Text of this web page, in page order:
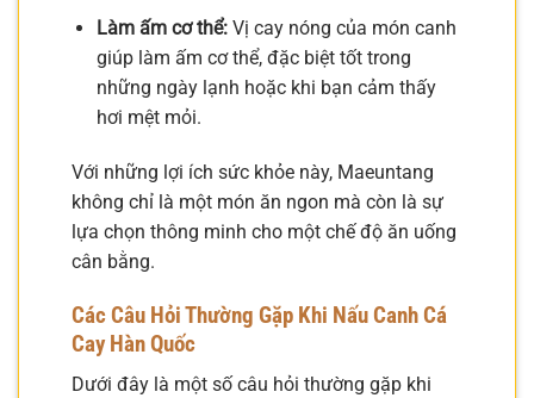
Làm ấm cơ thể:Vị cay nóng của món canh
giúp làm ấm cơ thể, đặc biệt tốt trong
những ngày lạnh hoặc khi bạn cảm thấy
hơi mệt mỏi.
Với những lợi ích sức khỏe này, Maeuntang
không chỉ là một món ăn ngon mà còn là sự
lựa chọn thông minh cho một chế độ ăn uống
cân bằng.
Các Câu Hỏi Thường Gặp Khi Nấu Canh Cá
Cay Hàn Quốc
Dưới đây là một số câu hỏi thường gặp khi